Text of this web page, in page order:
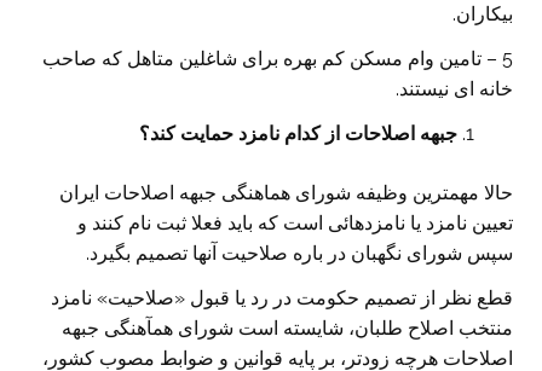
بیکاران.
5 – تامین وام مسکن کم بهره برای شاغلین متاهل که صاحب
خانه ای نیستند.
جبهه اصلاحات از کدام نامزد حمایت کند؟
حالا مهمترین وظیفه شورای هماهنگی جبهه اصلاحات ایران
تعیین نامزد یا نامزدهائی است که باید فعلا ثبت نام کنند و
سپس شورای نگهبان در باره صلاحیت آنها تصمیم بگیرد.
قطع نظر از تصمیم حکومت در رد یا قبول «صلاحیت» نامزد
منتخب اصلاح طلبان، شایسته است شورای همآهنگی جبهه
اصلاحات هرچه زودتر، بر پایه قوانین و ضوابط مصوب کشور،